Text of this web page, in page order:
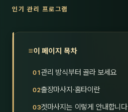
인기 관리 프로그램
이 페이지 목차
관리 방식부터 골라 보세요
출장마사지·홈타이란
겟마사지는 이렇게 안내합니다